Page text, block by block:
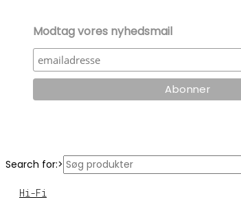
Modtag vores nyhedsmail
Search for:>
Hi-Fi